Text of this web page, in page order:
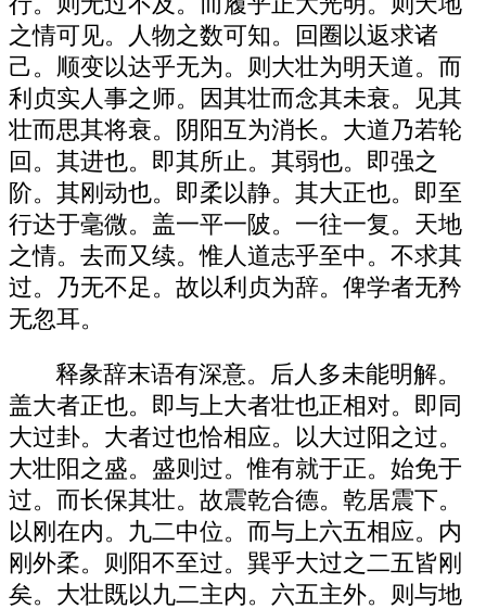
之情可见。人物之数可知。回圈以返求诸
己。顺变以达乎无为。则大壮为明天道。而
利贞实人事之师。因其壮而念其未衰。见其
壮而思其将衰。阴阳互为消长。大道乃若轮
回。其进也。即其所止。其弱也。即强之
阶。其刚动也。即柔以静。其大正也。即至
行达于毫微。盖一平一陂。一往一复。天地
之情。去而又续。惟人道志乎至中。不求其
过。乃无不足。故以利贞为辞。俾学者无矜
无忽耳。
释彖辞末语有深意。后人多未能明解。
盖大者正也。即与上大者壮也正相对。即同
大过卦。大者过也恰相应。以大过阳之过。
大壮阳之盛。盛则过。惟有就于正。始免于
过。而长保其壮。故震乾合德。乾居震下。
以刚在内。九二中位。而与上六五相应。内
刚外柔。则阳不至过。巽乎大过之二五皆刚
矣。大壮既以九二主内。六五主外。则与地